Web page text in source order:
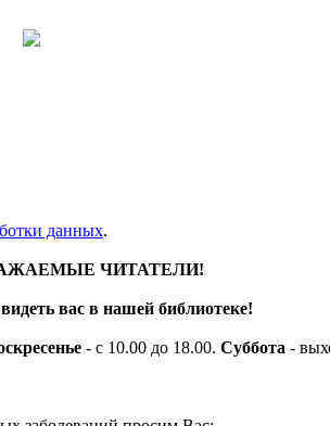
данных.
ЧИТАТЕЛИ!
вас в нашей библиотеке!
- с 10.00 до 18.00. Суббота -